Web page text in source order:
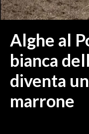
AGENDA
ITALIA
MONDO
POLITICA
ECONOMIA
Alghe al
bianca
diventa
marrone